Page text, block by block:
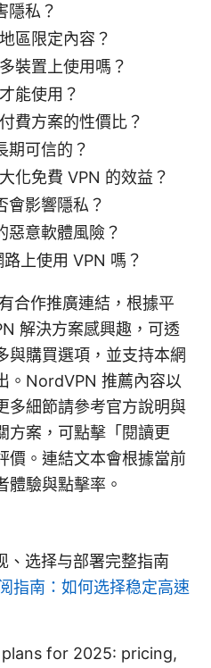
隱私？
區限定內容？
裝置上使用嗎？
能使用？
費方案的性價比？
期可信的？
化免費 VPN 的效益？
會影響隱私？
惡意軟體風險？
上使用 VPN 嗎？
合作推廣連結，根據平
解決方案感興趣，可透
與購買選項，並支持本網
。NordVPN 推薦內容以
多細節請參考官方說明與
方案，可點擊「閱讀更
價。連結文本會根據當前
體驗與點擊率。
、选择与部署完整指南
指南：如何选择稳定高速
for 2025: pricing,